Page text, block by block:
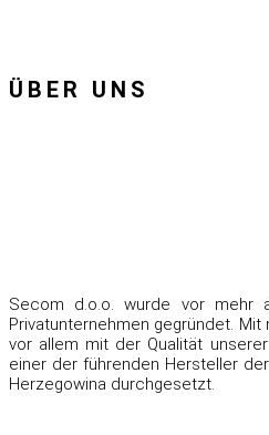
ÜBER UNS
Secom d.o.o. wurde vor mehr
Privatunternehmen gegründet. Mit
vor allem mit der Qualität
einer der führenden Hersteller
Herzegowina durchgesetzt.